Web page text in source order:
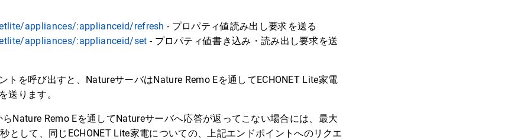
appliances/:applianceid/refresh - プロパティ値読み出し要求を送る
appliances/:applianceid/set - プロパティ値書き込み・読み出し要求を送
トを呼び出すと、NatureサーバはNature Remo Eを通してECHONET Lite家電
送ります。
らNature Remo Eを通してNatureサーバへ応答が返ってこない場合には、最大
として、同じECHONET Lite家電についての、上記エンドポイントへのリクエ